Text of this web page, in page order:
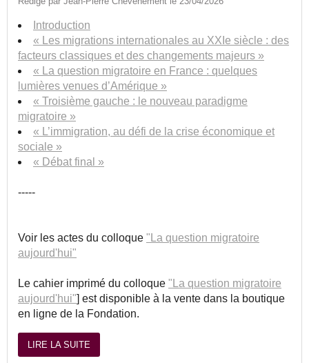
Introduction
« Les migrations internationales au XXIe siècle : des
facteurs classiques et des changements majeurs »
« La question migratoire en France : quelques
lumières venues d’Amérique »
« Troisième gauche : le nouveau paradigme
migratoire »
« L’immigration, au défi de la crise économique et
sociale »
« Débat final »
-----
Voir les actes du colloque "La question migratoire
aujourd'hui"
Le cahier imprimé du colloque "La question migratoire
aujourd'hui"] est disponible à la vente dans la boutique
en ligne de la Fondation.
LIRE LA SUITE